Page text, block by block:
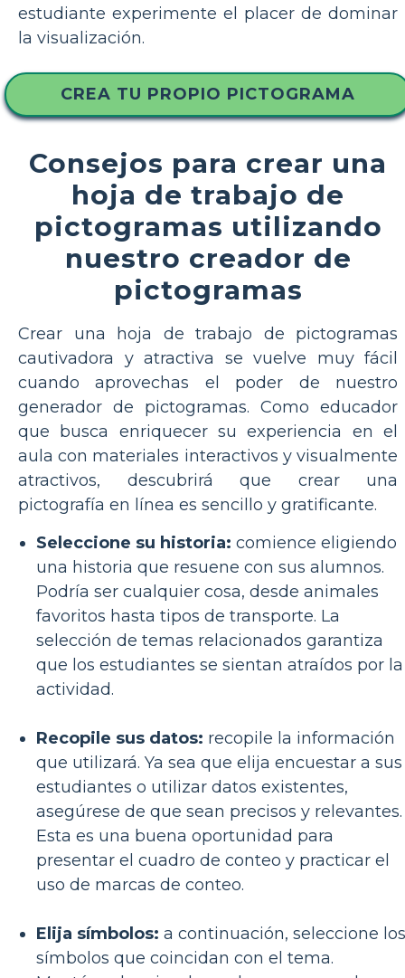
estudiante experimente el placer de dominar
la visualización.
CREA TU PROPIO PICTOGRAMA
Consejos para crear una
hoja de trabajo de
pictogramas utilizando
nuestro creador de
pictogramas
Crear una hoja de trabajo de pictogramas
cautivadora y atractiva se vuelve muy fácil
cuando aprovechas el poder de nuestro
generador de pictogramas. Como educador
que busca enriquecer su experiencia en el
aula con materiales interactivos y visualmente
atractivos, descubrirá que crear una
pictografía en línea es sencillo y gratificante.
Seleccione su historia: comience eligiendo
una historia que resuene con sus alumnos.
Podría ser cualquier cosa, desde animales
favoritos hasta tipos de transporte. La
selección de temas relacionados garantiza
que los estudiantes se sientan atraídos por la
actividad.
Recopile sus datos: recopile la información
que utilizará. Ya sea que elija encuestar a sus
estudiantes o utilizar datos existentes,
asegúrese de que sean precisos y relevantes.
Esta es una buena oportunidad para
presentar el cuadro de conteo y practicar el
uso de marcas de conteo.
Elija símbolos: a continuación, seleccione los
símbolos que coincidan con el tema.